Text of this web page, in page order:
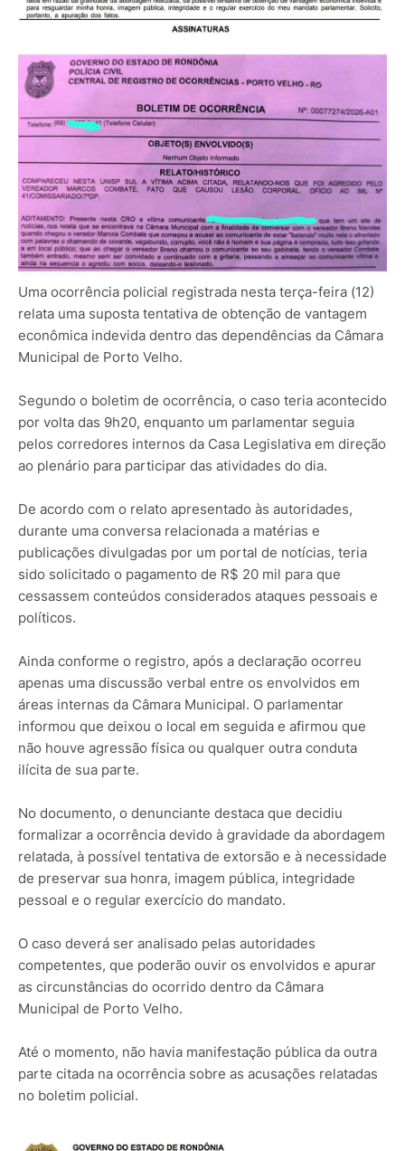
Uma ocorrência policial registrada nesta terça-feira (12)
relata uma suposta tentativa de obtenção de vantagem
econômica indevida dentro das dependências da Câmara
Municipal de Porto Velho.
Segundo o boletim de ocorrência, o caso teria acontecido
por volta das 9h20, enquanto um parlamentar seguia
pelos corredores internos da Casa Legislativa em direção
ao plenário para participar das atividades do dia.
De acordo com o relato apresentado às autoridades,
durante uma conversa relacionada a matérias e
publicações divulgadas por um portal de notícias, teria
sido solicitado o pagamento de R$ 20 mil para que
cessassem conteúdos considerados ataques pessoais e
políticos.
Ainda conforme o registro, após a declaração ocorreu
apenas uma discussão verbal entre os envolvidos em
áreas internas da Câmara Municipal. O parlamentar
informou que deixou o local em seguida e afirmou que
não houve agressão física ou qualquer outra conduta
ilícita de sua parte.
No documento, o denunciante destaca que decidiu
formalizar a ocorrência devido à gravidade da abordagem
relatada, à possível tentativa de extorsão e à necessidade
de preservar sua honra, imagem pública, integridade
pessoal e o regular exercício do mandato.
O caso deverá ser analisado pelas autoridades
competentes, que poderão ouvir os envolvidos e apurar
as circunstâncias do ocorrido dentro da Câmara
Municipal de Porto Velho.
Até o momento, não havia manifestação pública da outra
parte citada na ocorrência sobre as acusações relatadas
no boletim policial.